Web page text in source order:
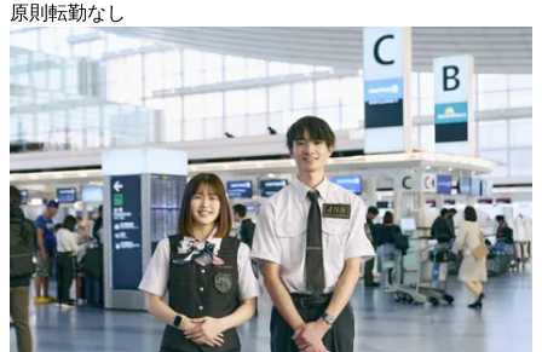
原則転勤なし